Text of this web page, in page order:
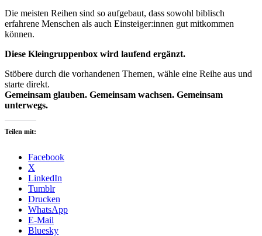
Die meisten Reihen sind so aufgebaut, dass sowohl biblisch
erfahrene Menschen als auch Einsteiger:innen gut mitkommen
können.
Diese Kleingruppenbox wird laufend ergänzt.
Stöbere durch die vorhandenen Themen, wähle eine Reihe aus und
starte direkt.
Gemeinsam glauben. Gemeinsam wachsen. Gemeinsam
unterwegs.
Teilen mit:
Facebook
X
LinkedIn
Tumblr
Drucken
WhatsApp
E-Mail
Bluesky